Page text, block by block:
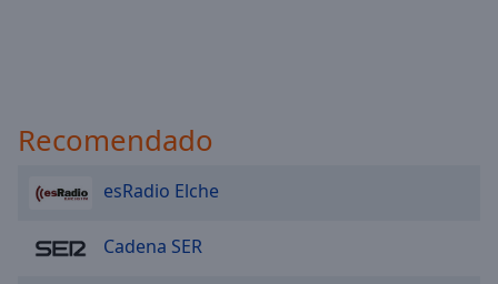
Recomendado
esRadio Elche
Cadena SER